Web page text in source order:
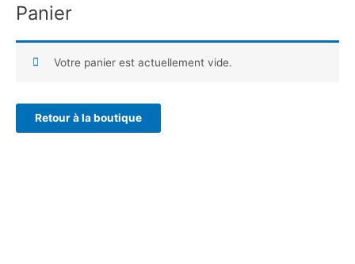
Panier
Votre panier est actuellement vide.
Retour à la boutique